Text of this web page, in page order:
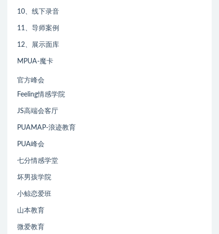
10、线下录音
11、导师案例
12、展示面库
MPUA-魔卡
官方峰会
Feeling情感学院
JS高端会客厅
PUAMAP-浪迹教育
PUA峰会
七分情感学堂
坏男孩学院
小鲸恋爱班
山本教育
微爱教育